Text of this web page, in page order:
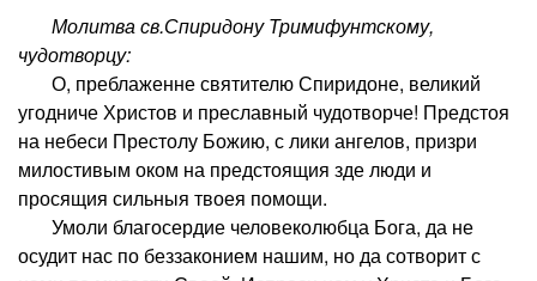
Молитва св.Спиридону Тримифунтскому,
чудотворцу:
О, преблаженне святителю Спиридоне, великий
угодниче Христов и преславный чудотворче! Предстоя
на небеси Престолу Божию, с лики ангелов, призри
милостивым оком на предстоящия зде люди и
просящия сильныя твоея помощи.
Умоли благосердие человеколюбца Бога, да не
осудит нас по беззаконием нашим, но да сотворит с